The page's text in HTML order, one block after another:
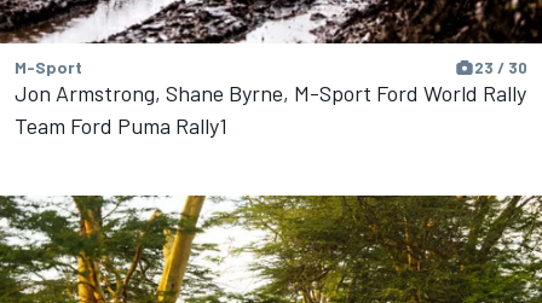
M-Sport 23 / 30
Jon Armstrong, Shane Byrne, M-Sport Ford World Rally
Team Ford Puma Rally1